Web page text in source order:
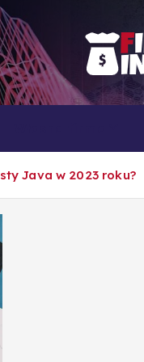
To i owo o
Java w 2023 roku?